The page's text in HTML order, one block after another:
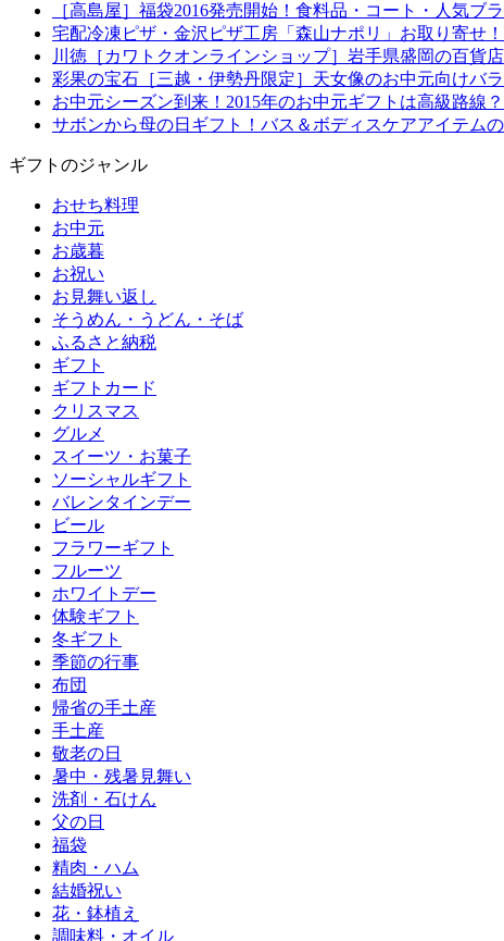
［高島屋］福袋2016発売開始！食料品・コート・人気ブ
宅配冷凍ピザ・金沢ピザ工房「森山ナポリ」お取り寄せ
川徳［カワトクオンラインショップ］岩手県盛岡の百貨
彩果の宝石［三越・伊勢丹限定］天女像のお中元向けバ
お中元シーズン到来！2015年のお中元ギフトは高級路線？
サボンから母の日ギフト！バス＆ボディスケアアイテム
ギフトのジャンル
おせち料理
お中元
お歳暮
お祝い
お見舞い返し
そうめん・うどん・そば
ふるさと納税
ギフト
ギフトカード
クリスマス
グルメ
スイーツ・お菓子
ソーシャルギフト
バレンタインデー
ビール
フラワーギフト
フルーツ
ホワイトデー
体験ギフト
冬ギフト
季節の行事
布団
帰省の手土産
手土産
敬老の日
暑中・残暑見舞い
洗剤・石けん
父の日
福袋
精肉・ハム
結婚祝い
花・鉢植え
調味料・オイル